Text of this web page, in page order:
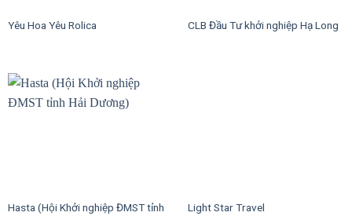
Yêu Hoa Yêu Rolica CLB Đầu Tư khởi nghiệp Hạ Long
Hasta (Hội Khởi nghiệp ĐMST tỉnh
Light Star Travel